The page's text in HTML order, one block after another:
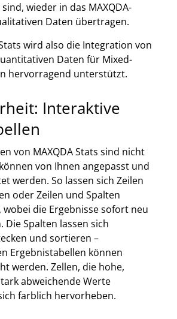
wieder in das MAXQDA-
Daten übertragen.
wird also die Integration von
Daten für Mixed-
hervorragend unterstützt.
Interaktive
von MAXQDA Stats sind nicht
von Ihnen angepasst und
werden. So lassen sich Zeilen
oder Zeilen und Spalten
die Ergebnisse sofort neu
Die Spalten lassen sich
und sortieren –
Ergebnistabellen können
werden. Zellen, die hohe,
abweichende Werte
farblich hervorheben.